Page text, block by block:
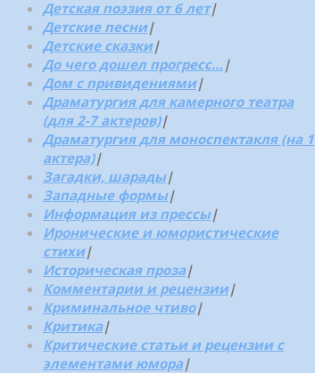
Детская поэзия от 6 лет|
Детские песни|
Детские сказки|
До чего дошел прогресс… |
Дом с привидениями|
Драматургия для камерного театра
(для 2-7 актеров)|
Драматургия для моноспектакля (на 1
актера)|
Загадки, шарады|
Западные формы|
Информация из прессы|
Иронические и юмористические
стихи|
Историческая проза|
Комментарии и рецензии|
Криминальное чтиво|
Критика|
Критические статьи и рецензии с
элементами юмора|